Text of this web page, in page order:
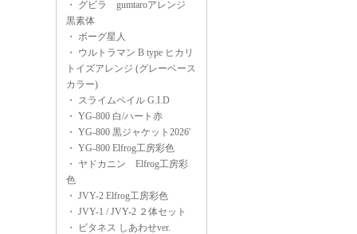
・ グビラ gumtaroアレンジ
黒素体
・ ボーグ星人
・ ウルトラマン B type ヒカリ
トイズアレンジ (グレーベース
カラー)
・ スライムペイル G.I.D
・ YG-800 白/ハート赤
・ YG-800 黒ジャケット2026'
・ YG-800 Elfrog工房彩色
・ ヤドカニン Elfrog工房彩
色
・ JVY-2 Elfrog工房彩色
・ JVY-1 / JVY-2 ２体セット
・
ビタネス しあわせver.